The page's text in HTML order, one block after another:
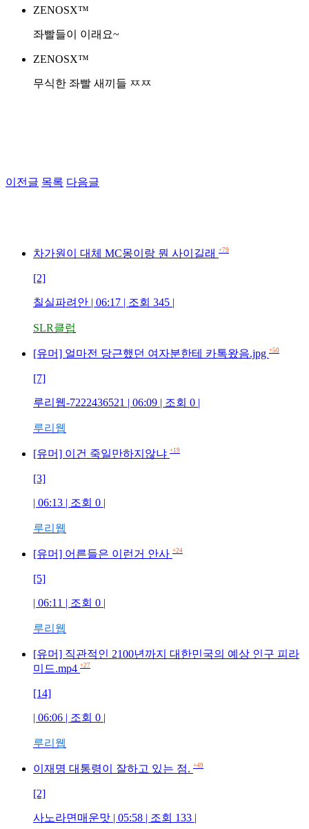
ZENOSX™
좌빨들이 이래요~
ZENOSX™
무식한 좌빨 새끼들 ㅉㅉ
이전글 목록 다음글
차가원이 대체 MC몽이랑 뭔 사이길래 +79
[2]
칠실파려안 | 06:17 | 조회 345 |
SLR클럽
[유머] 얼마전 당근했던 여자분한테 카톡왔음.jpg +50
[7]
루리웹-7222436521 | 06:09 | 조회 0 |
루리웹
[유머] 이건 죽일만하지않냐 +19
[3]
| 06:13 | 조회 0 |
루리웹
[유머] 어른들은 이런거 안사 +24
[5]
| 06:11 | 조회 0 |
루리웹
[유머] 직관적인 2100년까지 대한민국의 예상 인구 피라
미드.mp4 +27
[14]
| 06:06 | 조회 0 |
루리웹
이재명 대통령이 잘하고 있는 점. +49
[2]
사노라면매운맛 | 05:58 | 조회 133 |